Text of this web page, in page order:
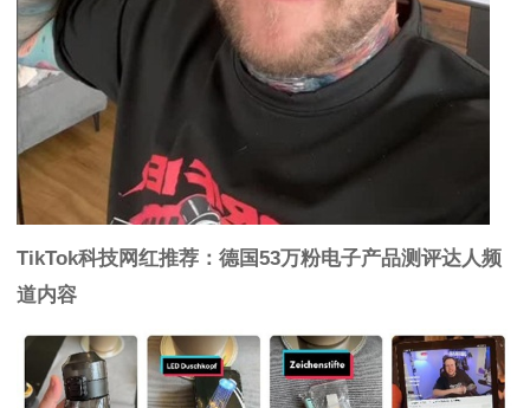
TikTok科技网红推荐：德国53万粉电子产品测评达人频
道内容